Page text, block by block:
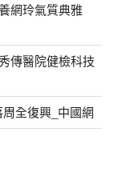
網玲氣質典雅
傳醫院健檢科技
全復興_中國網